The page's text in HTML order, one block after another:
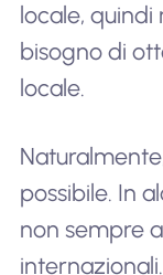
locale,
bisogno di
locale.
possibile. In
non sempre